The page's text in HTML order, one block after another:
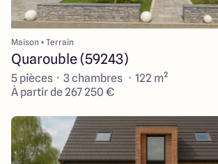
Maison + Terrain
Quarouble (59243)
5 pièces · 3 chambres · 122 m²
À partir de 267 250 €